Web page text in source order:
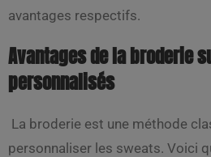
avantages respectifs.
Avantages de la broderie
personnalisés
La broderie est une méthode
personnaliser les sweats. Voici